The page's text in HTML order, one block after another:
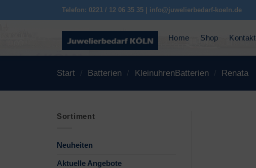
Telefon: 0221 / 12 06 35 35 | info@juwelierbedarf-koeln.de
Home Shop Kontakt
Start / Batterien / KleinuhrenBatterien / Renata
Sortiment
Neuheiten
Aktuelle Angebote